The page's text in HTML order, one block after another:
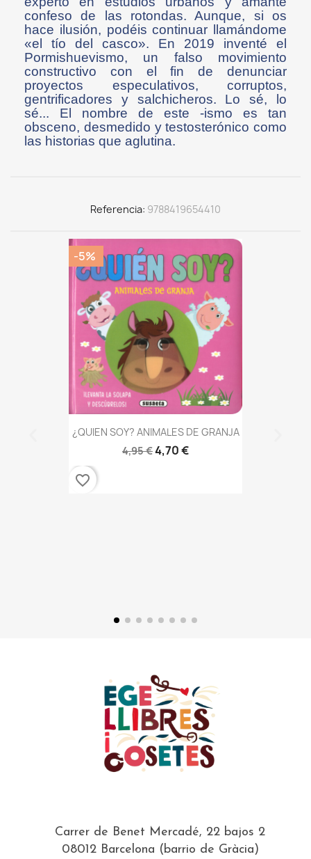
confeso de las rotondas. Aunque, si os
hace ilusión, podéis continuar llamándome
«el tío del casco». En 2019 inventé el
Pormishuevismo, un falso movimiento
constructivo con el fin de denunciar
proyectos especulativos, corruptos,
gentrificadores y salchicheros. Lo sé, lo
sé... El nombre de este -ismo es tan
obsceno, desmedido y testosterónico como
las historias que aglutina.
Referencia 9788419654410
¿QUIEN SOY? ANIMALES DE GRANJA
4,95 €4,70 €
-5%
favorite_border
Carrer de Benet Mercadé, 22 bajos 2
08012 Barcelona (barrio de Gràcia)